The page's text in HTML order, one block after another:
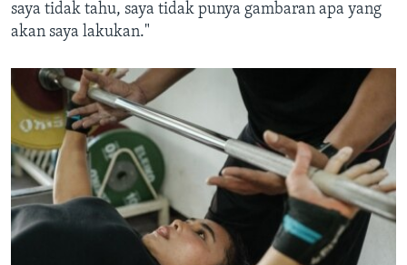
saya tidak tahu, saya tidak punya gambaran apa yang
akan saya lakukan."